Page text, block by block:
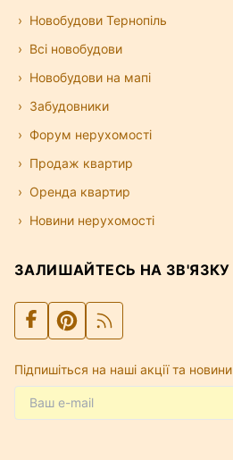
Новобудови Тернопіль
Всі новобудови
Новобудови на мапі
Забудовники
Форум нерухомості
Продаж квартир
Оренда квартир
Новини нерухомості
ЗАЛИШАЙТЕСЬ НА ЗВ'ЯЗКУ
Підпишіться на наші акції та новини